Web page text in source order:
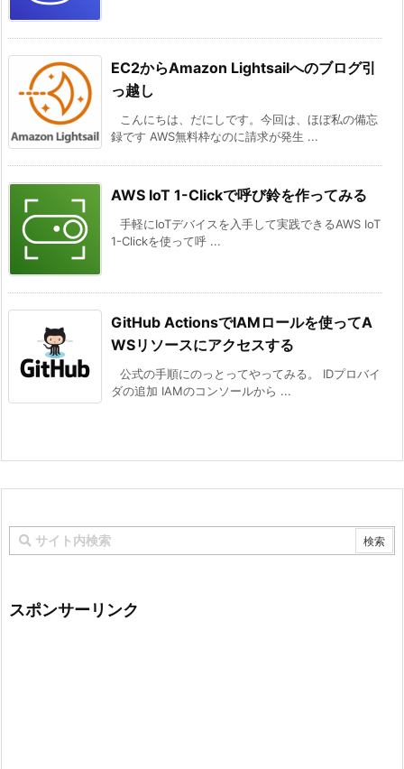
EC2からAmazon Lightsailへのブログ引
っ越し
こんにちは、だにしです。今回は、ほぼ私の備忘
録です AWS無料枠なのに請求が発生 ...
AWS IoT 1-Clickで呼び鈴を作ってみる
手軽にIoTデバイスを入手して実践できるAWS IoT
1-Clickを使って呼 ...
GitHub ActionsでIAMロールを使ってA
WSリソースにアクセスする
公式の手順にのっとってやってみる。 IDプロバイ
ダの追加 IAMのコンソールから ...
スポンサーリンク